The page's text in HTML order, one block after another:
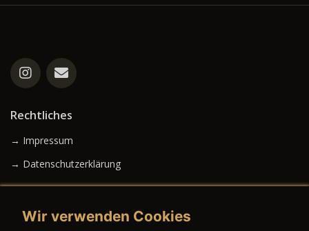
Rechtliches
→ Impressum
→ Datenschutzerklärung
Wir verwenden Cookies